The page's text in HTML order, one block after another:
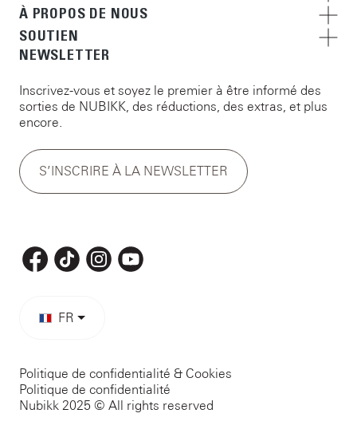
À PROPOS DE NOUS
SOUTIEN
NEWSLETTER
Inscrivez-vous et soyez le premier à être informé des
sorties de NUBIKK, des réductions, des extras, et plus
encore.
S’INSCRIRE À LA NEWSLETTER
FR
Politique de confidentialité & Cookies
Politique de confidentialité
Nubikk 2025 © All rights reserved